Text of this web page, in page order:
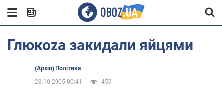
Глюкоzа закидали яйцями
(Архів) Політика
28.10.2005 00:41
459